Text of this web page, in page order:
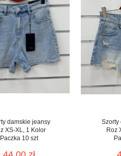
damskie jeansy
XS-XL, 1 Kolor
Paczka 10 szt
Szorty
Roz